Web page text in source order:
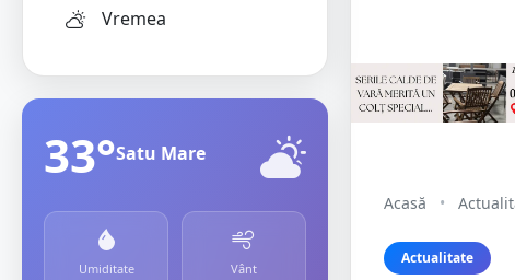
Vremea
33°Satu Mare
Umiditate Vânt
Acasă •
Actualitate